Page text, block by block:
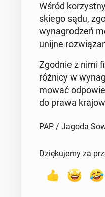
Wśród
skie­go sądu,
wy­na­gro­dzeń
unijne
Zgodnie z nimi
różnicy w
mo­wać
do prawa
PAP / Jagoda
Dziękujemy za